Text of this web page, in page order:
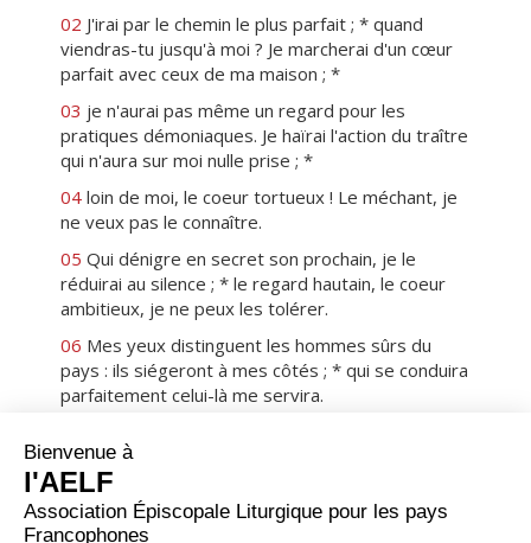
02 J'irai par le chemin le plus parfait ; * quand
viendras-tu jusqu'à moi ? Je marcherai d'un cœur
parfait avec ceux de ma maison ; *
03 je n'aurai pas même un regard pour les
pratiques démoniaques. Je haïrai l'action du traître
qui n'aura sur moi nulle prise ; *
04 loin de moi, le coeur tortueux ! Le méchant, je
ne veux pas le connaître.
05 Qui dénigre en secret son prochain, je le
réduirai au silence ; * le regard hautain, le coeur
ambitieux, je ne peux les tolérer.
06 Mes yeux distinguent les hommes sûrs du
pays : ils siégeront à mes côtés ; * qui se conduira
parfaitement celui-là me servira.
qui se livre à la fraude ; * impossible à qui profère
le mensonge de tenir sous mon regard.
08Chaque matin, je réduirai au silence tous les